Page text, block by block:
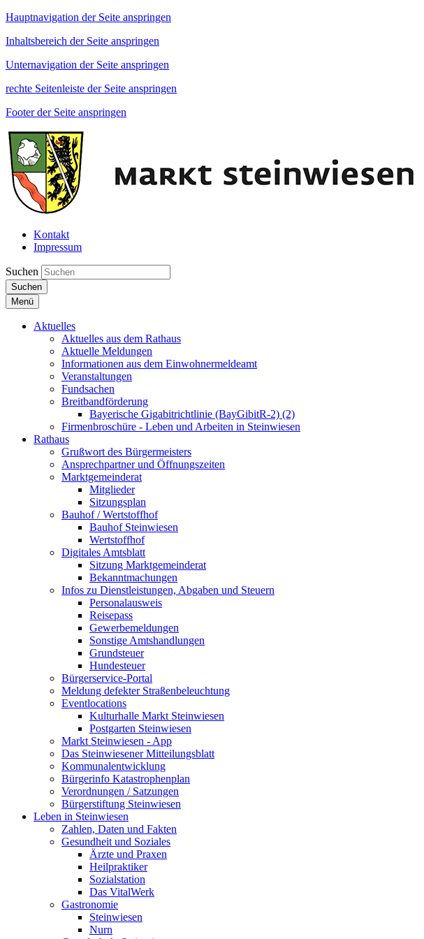
Hauptnavigation der Seite anspringen
Inhaltsbereich der Seite anspringen
Unternavigation der Seite anspringen
rechte Seitenleiste der Seite anspringen
Footer der Seite anspringen
Kontakt
Impressum
Suchen
Suchen
Menü
Aktuelles
Aktuelles aus dem Rathaus
Aktuelle Meldungen
Informationen aus dem Einwohnermeldeamt
Veranstaltungen
Fundsachen
Breitbandförderung
Bayerische Gigabitrichtlinie (BayGibitR-2) (2)
Firmenbroschüre - Leben und Arbeiten in Steinwiesen
Rathaus
Grußwort des Bürgermeisters
Ansprechpartner und Öffnungszeiten
Marktgemeinderat
Mitglieder
Sitzungsplan
Bauhof / Wertstoffhof
Bauhof Steinwiesen
Wertstoffhof
Digitales Amtsblatt
Sitzung Marktgemeinderat
Bekanntmachungen
Infos zu Dienstleistungen, Abgaben und Steuern
Personalausweis
Reisepass
Gewerbemeldungen
Sonstige Amtshandlungen
Grundsteuer
Hundesteuer
Bürgerservice-Portal
Meldung defekter Straßenbeleuchtung
Eventlocations
Kulturhalle Markt Steinwiesen
Postgarten Steinwiesen
Markt Steinwiesen - App
Das Steinwiesener Mitteilungsblatt
Kommunalentwicklung
Bürgerinfo Katastrophenplan
Verordnungen / Satzungen
Bürgerstiftung Steinwiesen
Leben in Steinwiesen
Zahlen, Daten und Fakten
Gesundheit und Soziales
Ärzte und Praxen
Heilpraktiker
Sozialstation
Das VitalWerk
Gastronomie
Steinwiesen
Nurn